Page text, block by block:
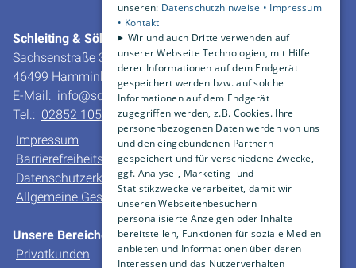
Schleiting & Söhne GmbH & Co. KG
Sachsenstraße 30
46499 Hamminkeln-Dingden
E-Mail: info@schleiting.de
Tel.: 02852 10550
Impressum
Barrierefreiheitserklärung
Datenschutzerklärung
Allgemeine Geschäfts- und Verkaufsbedingungen
Unsere Bereiche
Privatkunden
unseren: Datenschutzhinweise • Impressum
• Kontakt
Wir und auch Dritte verwenden auf
unserer Webseite Technologien, mit Hilfe
derer Informationen auf dem Endgerät
gespeichert werden bzw. auf solche
Informationen auf dem Endgerät
zugegriffen werden, z.B. Cookies. Ihre
personenbezogenen Daten werden von uns
und den eingebundenen Partnern
gespeichert und für verschiedene Zwecke,
ggf. Analyse-, Marketing- und
Statistikzwecke verarbeitet, damit wir
unseren Webseitenbesuchern
personalisierte Anzeigen oder Inhalte
bereitstellen, Funktionen für soziale Medien
anbieten und Informationen über deren
Interessen und das Nutzerverhalten